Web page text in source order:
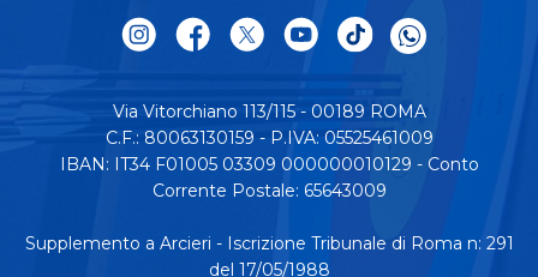
Via Vitorchiano 113/115 - 00189 ROMA
C.F.: 80063130159 - P.IVA: 05525461009
IBAN: IT34 F01005 03309 000000010129 - Conto
Corrente Postale: 65643009
Supplemento a Arcieri - Iscrizione Tribunale di Roma n: 291
del 17/05/1988